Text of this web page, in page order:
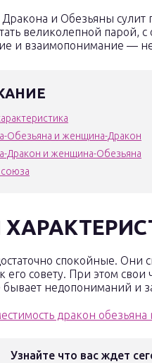
Дракона и Обезьяны
великолепной
и взаимопонимание — не
Обезьяна и женщина-Дракон
Дракон и женщина-Обезьяна
спокойные. Они
его совету. При этом
недопониманий и
Узнайте что вас ждет